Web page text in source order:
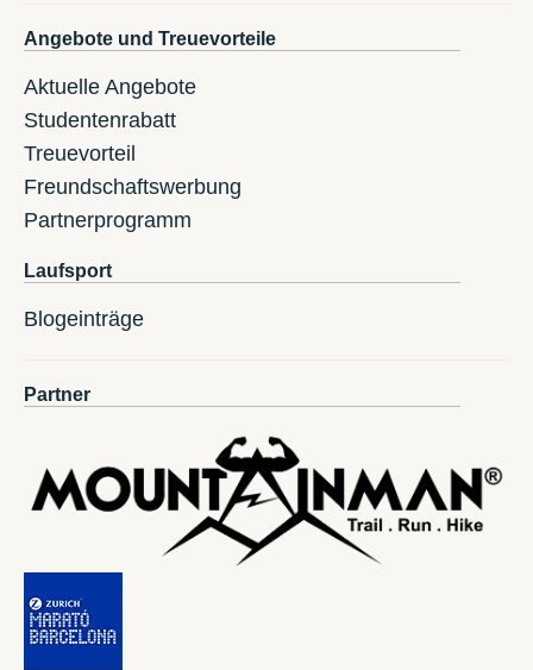
Angebote und Treuevorteile
Aktuelle Angebote
Studentenrabatt
Treuevorteil
Freundschaftswerbung
Partnerprogramm
Laufsport
Blogeinträge
Partner